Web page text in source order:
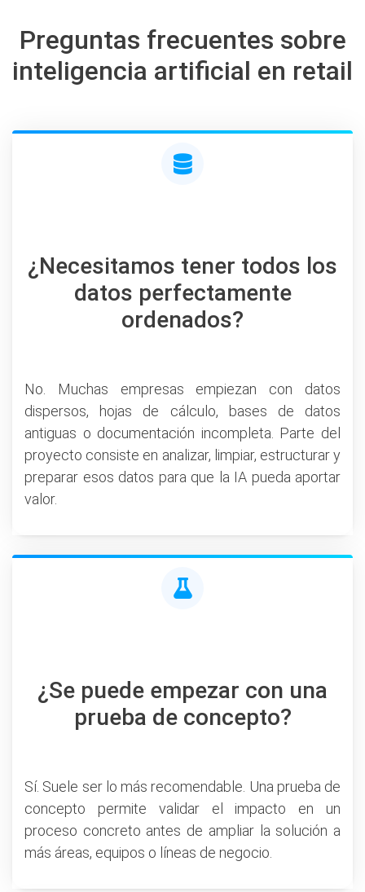
Preguntas frecuentes sobre
inteligencia artificial en retail
¿Necesitamos tener todos los
datos perfectamente
ordenados?
No. Muchas empresas empiezan con datos
dispersos, hojas de cálculo, bases de datos
antiguas o documentación incompleta. Parte del
proyecto consiste en analizar, limpiar, estructurar y
preparar esos datos para que la IA pueda aportar
valor.
¿Se puede empezar con una
prueba de concepto?
Sí. Suele ser lo más recomendable. Una prueba de
concepto permite validar el impacto en un
proceso concreto antes de ampliar la solución a
más áreas, equipos o líneas de negocio.